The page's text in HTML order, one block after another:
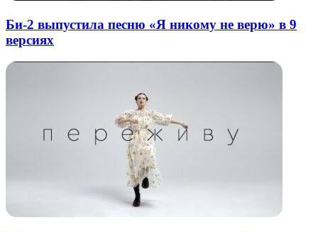
Би-2 выпустила песню «Я никому не верю» в 9
версиях